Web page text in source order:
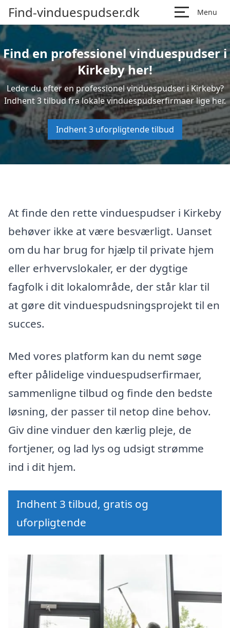
Find-vinduespudser.dk Menu
Find en professionel vinduespudser i
Kirkeby her!
Leder du efter en professionel vinduespudser i Kirkeby?
Indhent 3 tilbud fra lokale vinduespudserfirmaer lige her.
Indhent 3 uforpligtende tilbud
At finde den rette vinduespudser i Kirkeby
behøver ikke at være besværligt. Uanset
om du har brug for hjælp til private hjem
eller erhvervslokaler, er der dygtige
fagfolk i dit lokalområde, der står klar til
at gøre dit vinduespudsningsprojekt til en
succes.
Med vores platform kan du nemt søge
efter pålidelige vinduespudserfirmaer,
sammenligne tilbud og finde den bedste
løsning, der passer til netop dine behov.
Giv dine vinduer den kærlig pleje, de
fortjener, og lad lys og udsigt strømme
ind i dit hjem.
Indhent 3 tilbud, gratis og
uforpligtende